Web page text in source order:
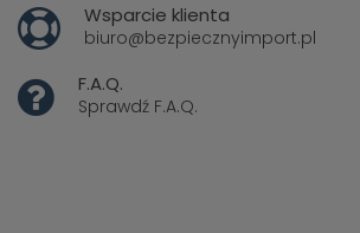
Wsparcie klienta
biuro@bezpiecznyimport.pl
F.A.Q.
Sprawdź F.A.Q.